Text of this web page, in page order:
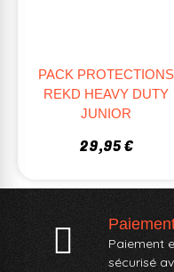
PACK PROTECTIONS
REKD HEAVY DUTY
JUNIOR
29,95 €
Paiement
sécurisé